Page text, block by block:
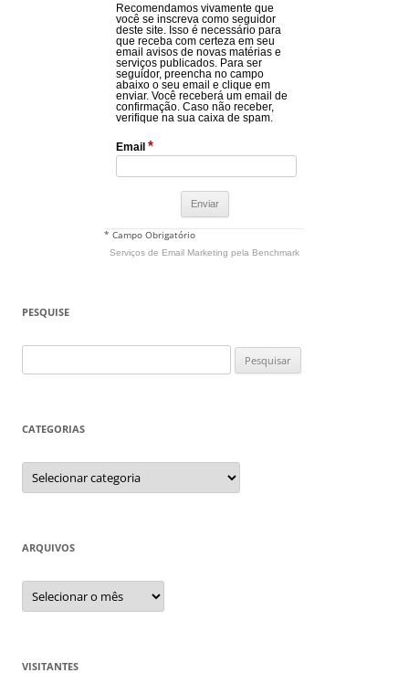
Recomendamos vivamente que
você se inscreva como seguidor
deste site. Isso é necessário para
que receba com certeza em seu
email avisos de novas matérias e
serviços publicados. Para ser
seguidor, preencha no campo
abaixo o seu email e clique em
enviar. Você receberá um email de
confirmação. Caso não receber,
verifique na sua caixa de spam.
Email *
* Campo Obrigatório
Serviços de Email Marketing pela Benchmark
PESQUISE
por:
CATEGORIAS
Categorias
ARQUIVOS
Arquivos
VISITANTES